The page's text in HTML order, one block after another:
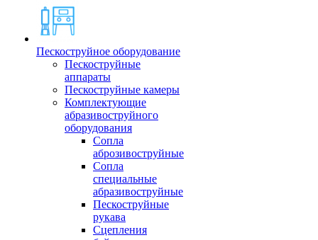
Пескоструйное оборудование
Пескоструйные
аппараты
Пескоструйные камеры
Комплектующие
абразивоструйного
оборудования
Сопла
аброзивоструйные
Сопла
специальные
абразивоструйные
Пескоструйные
рукава
Сцепления